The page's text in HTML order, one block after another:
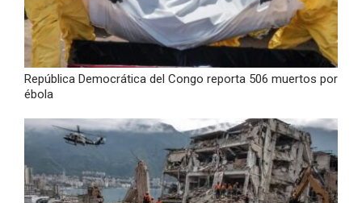
República Democrática del Congo reporta 506 muertos por
ébola